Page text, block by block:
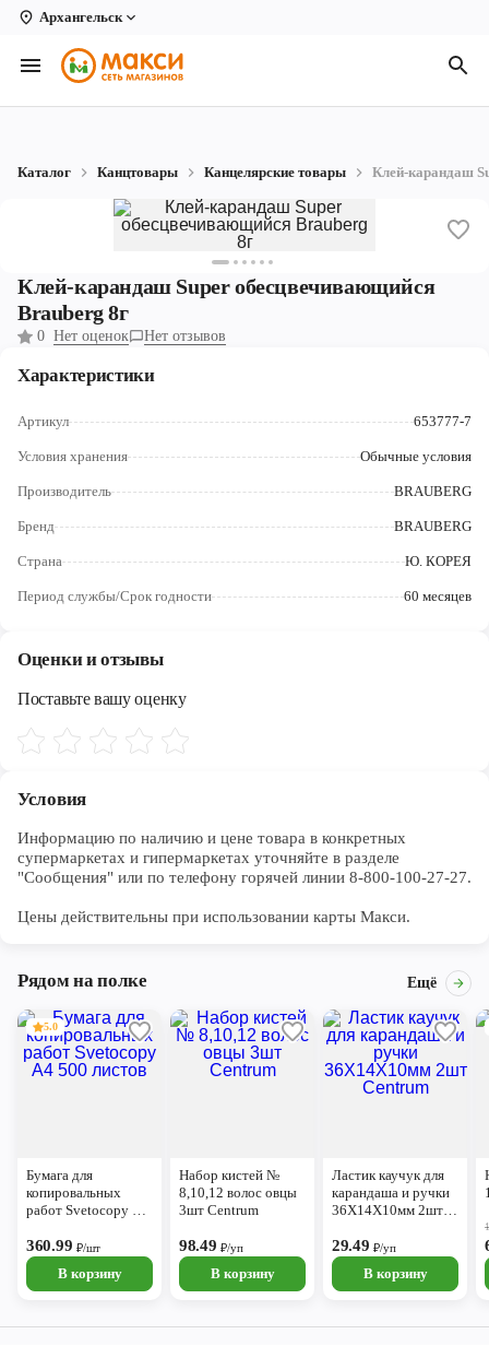
Архангельск
Вологда
Архангельск
Коряжма
Котлас
Новодвинск
Северодвинск
Череповец
Каталог Канцтовары Канцелярские товары Клей-карандаш
Клей-карандаш Super обесцвечивающийся
Brauberg 8г
0 Нет оценок Нет отзывов
Характеристики
Артикул 653777-7
Условия хранения Обычные условия
Производитель BRAUBERG
Бренд BRAUBERG
Страна Ю. КОРЕЯ
Период службы/Срок годности 60 месяцев
Оценки и отзывы
Поставьте вашу оценку
Условия
Информацию по наличию и цене товара в конкретных
супермаркетах и гипермаркетах уточняйте в разделе
"Сообщения" или по телефону горячей линии 8-800-100-27-27.
Цены действительны при использовании карты Макси.
Рядом на полке Ещё
5.0
Бумага для
копировальных
работ Svetocopy А4
360.99 ₽/шт
В корзину
Набор кистей №
8,10,12 волос овцы
3шт Centrum
98.49₽/уп
В корзину
Ластик каучук для
карандаша и ручки
36Х14Х10мм 2шт
29.49₽/уп
В корзину